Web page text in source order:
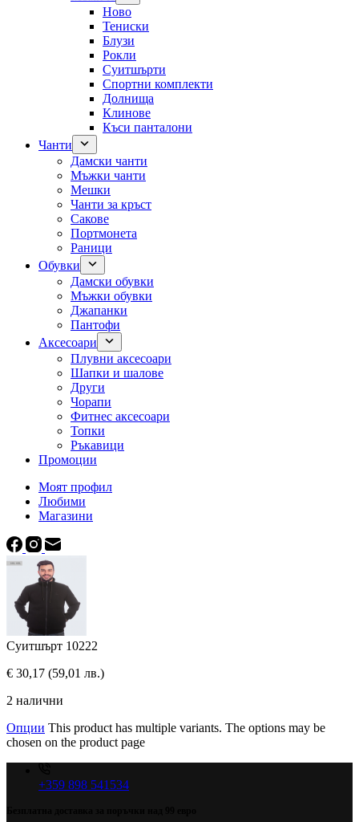
Ново
Тениски
Блузи
Рокли
Суитшърти
Спортни комплекти
Долнища
Клинове
Къси панталони
Чанти
Дамски чанти
Мъжки чанти
Мешки
Чанти за кръст
Сакове
Портмонета
Раници
Обувки
Дамски обувки
Мъжки обувки
Джапанки
Пантофи
Аксесоари
Плувни аксесоари
Шапки и шалове
Други
Чорапи
Фитнес аксесоари
Топки
Ръкавици
Промоции
Моят профил
Любими
Магазини
Суитшърт 10222
€ 30,17 (59,01 лв.)
2 налични
Опции This product has multiple variants. The options may be
chosen on the product page
+359 898 541534